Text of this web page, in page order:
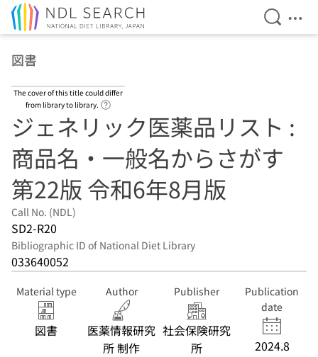
Open
図書
The cover of this title could differ
from library to library.
ジェネリック医薬品リスト :
商品名・一般名からさがす
第22版 令和6年8月版
Call No. (NDL)
SD2-R20
Bibliographic ID of National Diet Library
033640052
Material type
図書
Author
医薬情報研究
所 制作
Publisher
社会保険研究
所
Publication
date
2024.8